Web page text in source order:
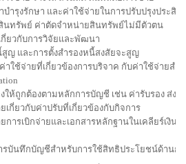
ำรุงรักษา และค่าใช้จ่ายในการปรับปรุงประสิ
นทรัพย์ ค่าตัดจำหน่ายสินทรัพย์ไม่มีตัวตน
กี่ยวกับการวิจัยและพัฒนา
ญ และการตั้งสำรองหนี้สงสัยจะสูญ
าใช้จ่ายที่เกี่ยวข้องการบริจาค กับค่าใช้จ่ายส
ให้ถูกต้องตามหลักการบัญชี เช่น ค่ารับรอง ส่งเ
เกี่ยวกับค่าปรับที่เกี่ยวข้องกับกิจการ
การเบิกจ่ายและเอกสารหลักฐานในเคลียร์เงิน
รบันทึกบัญชีสำหรับการใช้สิทธิประโยชน์ด้านก